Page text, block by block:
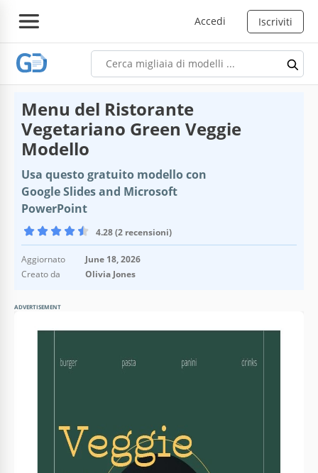
Accedi Iscriviti
Menu del Ristorante
Vegetariano Green Veggie
Modello
Usa questo gratuito modello con
Google Slides and Microsoft
PowerPoint
4.28 (2 recensioni)
Aggiornato
June 18, 2026
Creato da
Olivia Jones
ADVERTISEMENT